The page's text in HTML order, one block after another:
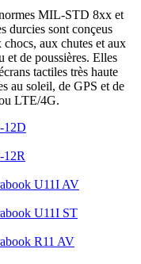
MIL-STD 8xx et
durcies sont conçeus
chocs, aux chutes et aux
et de poussières. Elles
tactiles très haute
au soleil, de GPS et de
LTE/4G.
U11I AV
U11I ST
R11 AV